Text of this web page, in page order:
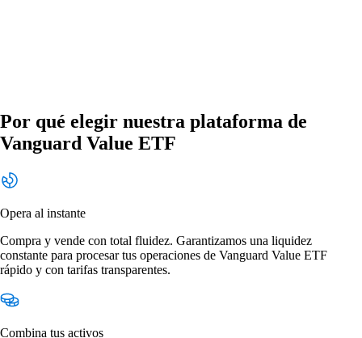
Por qué elegir nuestra plataforma de
Vanguard Value ETF
Opera al instante
Compra y vende con total fluidez. Garantizamos una liquidez
constante para procesar tus operaciones de Vanguard Value ETF
rápido y con tarifas transparentes.
Combina tus activos